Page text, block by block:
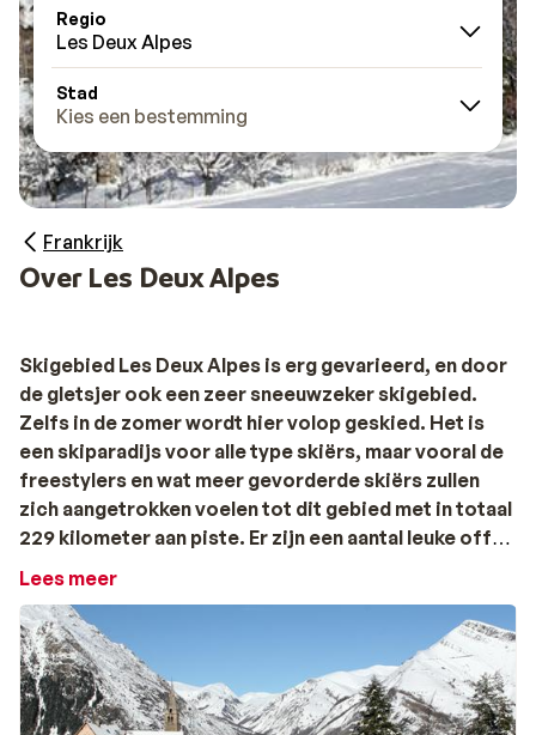
Regio
Les Deux Alpes
Stad
Kies een bestemming
Frankrijk
Over Les Deux Alpes
Skigebied Les Deux Alpes is erg gevarieerd, en door
de gletsjer ook een zeer sneeuwzeker skigebied.
Zelfs in de zomer wordt hier volop geskied. Het is
een skiparadijs voor alle type skiërs, maar vooral de
freestylers en wat meer gevorderde skiërs zullen
zich aangetrokken voelen tot dit gebied met in totaal
229 kilometer aan piste. Er zijn een aantal leuke off-
piste afdalingen en op 2600 meter hoogte vind je het
deze zowel bekende al beruchte zone met funparks
en boardercross kun je je als freestyler helemaal
uitleven. De echte cracks die houden van off-piste
skiën begeven zich in La Grave; het aanLes Deux
Lees meer